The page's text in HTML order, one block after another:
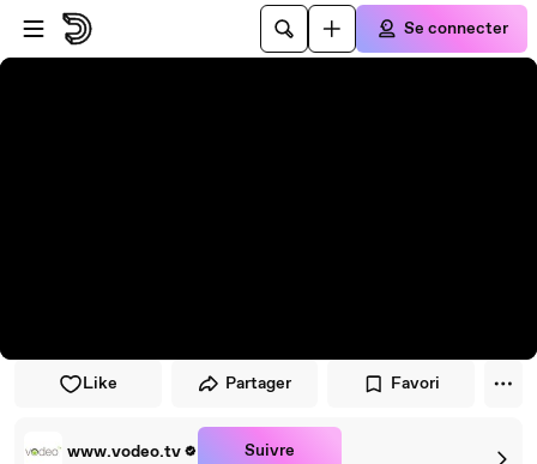
Passer au player
Passer au contenu principal
Se connecter
Like Partager Favori
www.vodeo.tv Suivre